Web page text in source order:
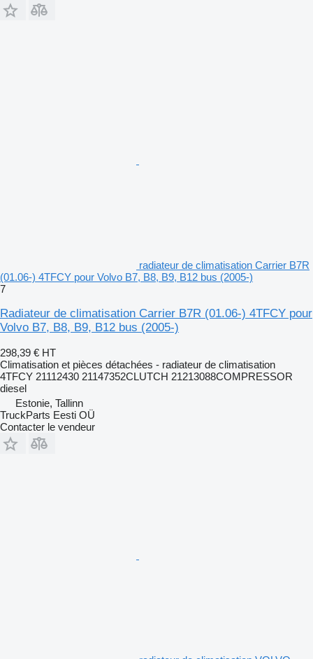
radiateur de climatisation Carrier B7R
(01.06-) 4TFCY pour Volvo B7, B8, B9, B12 bus (2005-)
7
Radiateur de climatisation Carrier B7R (01.06-) 4TFCY pour
Volvo B7, B8, B9, B12 bus (2005-)
298,39 € HT
Climatisation et pièces détachées - radiateur de climatisation
4TFCY 21112430 21147352CLUTCH 21213088COMPRESSOR
diesel
Estonie, Tallinn
TruckParts Eesti OÜ
Contacter le vendeur